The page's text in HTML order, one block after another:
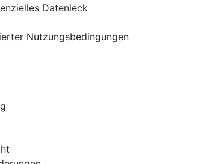
Datenleck
Nutzungsbedingungen